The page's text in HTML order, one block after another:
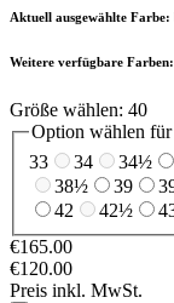
Aktuell ausgewählte Farbe:
Weitere verfügbare Farben:
Größe wählen: 40
Option wählen
33
34 34½
38½
39
42
42½
€165.00
€120.00
Preis inkl. MwSt.